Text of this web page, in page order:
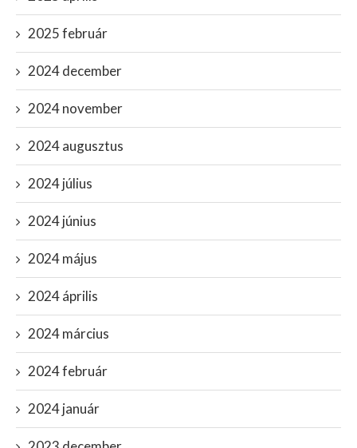
2025 február
2024 december
2024 november
2024 augusztus
2024 július
2024 június
2024 május
2024 április
2024 március
2024 február
2024 január